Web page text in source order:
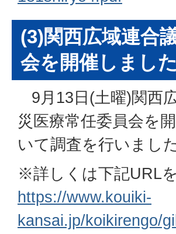
(3)関西広域連合
会を開催しました
9月13日(土曜)関西
災医療常任委員会を
いて調査を行いました
※詳しくは下記URL
https://www.kouiki-
kansai.jp/koikirengo/